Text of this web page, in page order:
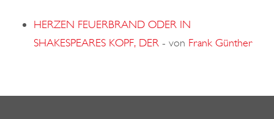
HERZEN FEUERBRAND ODER IN
SHAKESPEARES KOPF, DER - von Frank Günther